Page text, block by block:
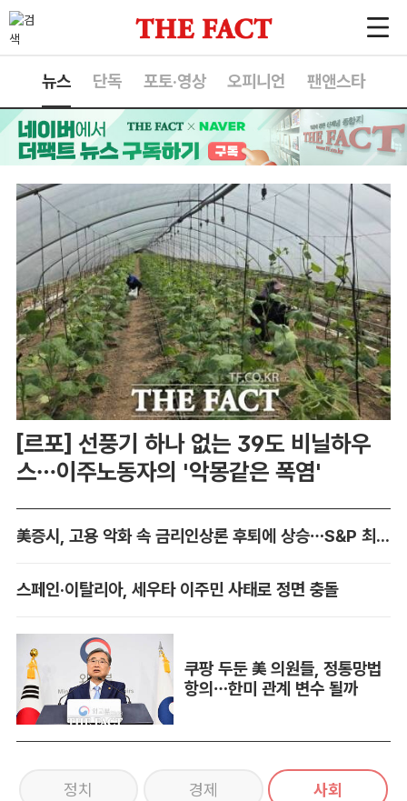
뉴스 단독 포토·영상 오피니언 팬앤스타
[르포] 선풍기 하나 없는 39도 비닐하우
스…이주노동자의 '악몽같은 폭염'
美증시, 고용 악화 속 금리인상론 후퇴에 상승…S&P 최고치 경신
스페인·이탈리아, 세우타 이주민 사태로 정면 충돌
쿠팡 두둔 美 의원들, 정통망법
항의…한미 관계 변수 될까
정치 경제 사회